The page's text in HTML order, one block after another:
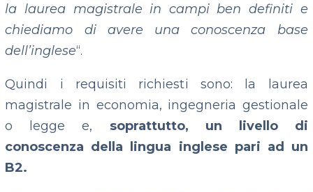
la laurea magistrale in campi ben definiti e
chiediamo di avere una conoscenza base
dell’inglese“.
Quindi i requisiti richiesti sono: la laurea
magistrale in economia, ingegneria gestionale
o legge e, soprattutto, un livello di
conoscenza della lingua inglese pari ad un
B2.